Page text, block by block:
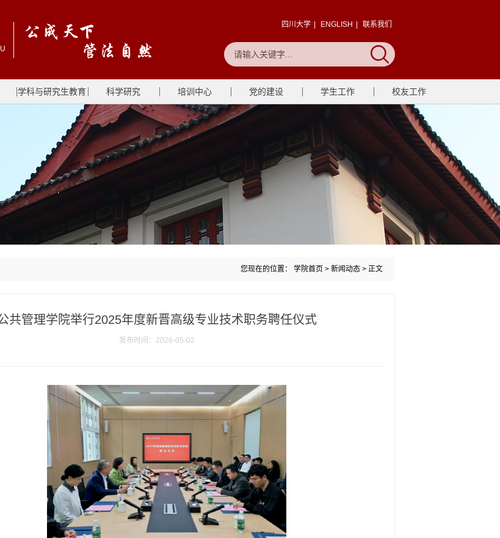
四川大学 ENGLISH 联系我们
学科与研究生教育 科学研究 培训中心 党的建设 学生工作 校友工作
您现在的位置： 学院首页 > 新闻动态 > 正文
共管理学院举行2025年度新晋高级专业技术职务聘任仪式
发布时间：2026-05-02